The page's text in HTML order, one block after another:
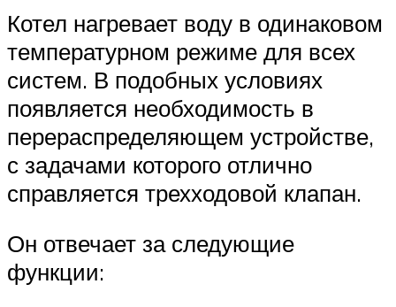
Котел нагревает воду в одинаковом
температурном режиме для всех
систем. В подобных условиях
появляется необходимость в
перераспределяющем устройстве,
с задачами которого отлично
справляется трехходовой клапан.
Он отвечает за следующие
функции: